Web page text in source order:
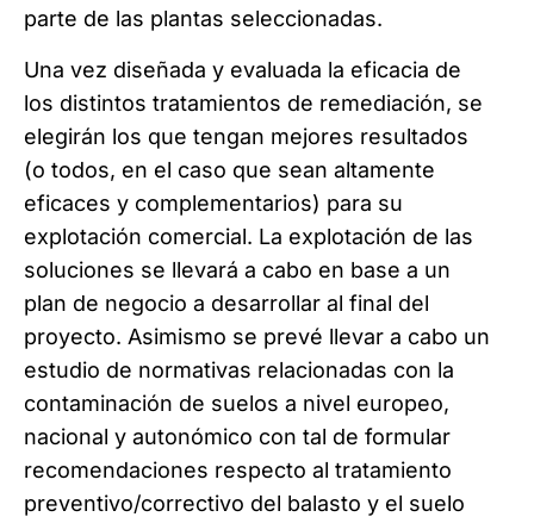
parte de las plantas seleccionadas.
Una vez diseñada y evaluada la eficacia de
los distintos tratamientos de remediación, se
elegirán los que tengan mejores resultados
(o todos, en el caso que sean altamente
eficaces y complementarios) para su
explotación comercial. La explotación de las
soluciones se llevará a cabo en base a un
plan de negocio a desarrollar al final del
proyecto. Asimismo se prevé llevar a cabo un
estudio de normativas relacionadas con la
contaminación de suelos a nivel europeo,
nacional y autonómico con tal de formular
recomendaciones respecto al tratamiento
preventivo/correctivo del balasto y el suelo